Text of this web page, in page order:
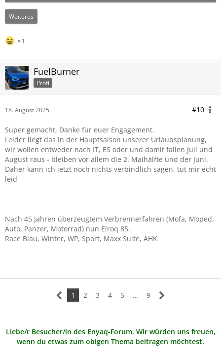
Weiteres
1
FuelBurner
Profi
18. August 2025 #10
Super gemacht, Danke für euer Engagement.
Leider liegt das in der Hauptsaison unserer Urlaubsplanung,
wir wollen entweder nach IT, ES oder und damit fallen Juli und
August raus - bleiben vor allem die 2. Maihälfte und der Juni.
Daher kann ich jetzt noch nichts verbindlich sagen, tut mir echt
leid
Nach 45 Jahren überzeugtem Verbrennerfahren (Mofa, Moped,
Auto, Panzer, Motorrad) nun Elroq 85.
Race Blau, Winter, WP, Sport, Maxx Suite, AHK
1 2 3 4 5 … 9
Liebe/r Besucher/in des Enyaq-Forum. Wir würden uns freuen,
wenn du etwas zum obigen Thema beitragen möchtest.